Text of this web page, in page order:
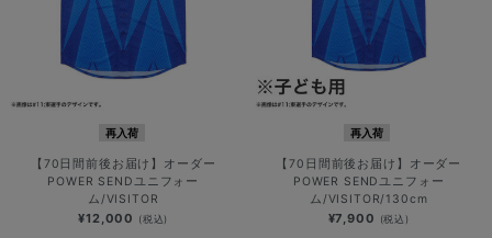
再入荷
【70日間前後お届け】オーダー
POWER SENDユニフォー
ム/VISITOR
¥12,000 (税込)
再入荷
【70日間前後お届け】オーダー
POWER SENDユニフォー
ム/VISITOR/130cm
¥7,900 (税込)